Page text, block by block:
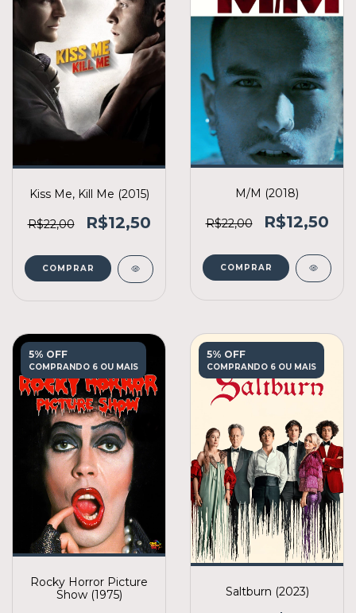
Kiss Me, Kill Me (2015)
R$22,00 R$12,50
COMPRAR
M/M (2018)
R$22,00 R$12,50
COMPRAR
5% OFF
COMPRANDO 6 OU MAIS
Rocky Horror Picture
Show (1975)
5% OFF
COMPRANDO 6 OU MAIS
Saltburn (2023)